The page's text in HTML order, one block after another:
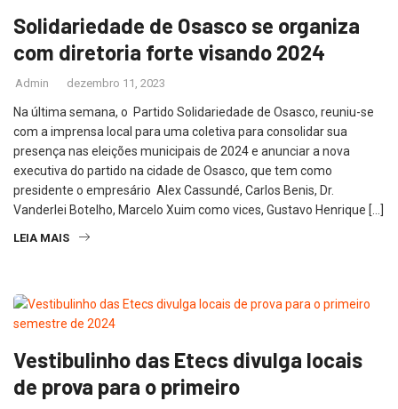
Solidariedade de Osasco se organiza
com diretoria forte visando 2024
Admin dezembro 11, 2023
Na última semana, o Partido Solidariedade de Osasco, reuniu-se
com a imprensa local para uma coletiva para consolidar sua
presença nas eleições municipais de 2024 e anunciar a nova
executiva do partido na cidade de Osasco, que tem como
presidente o empresário Alex Cassundé, Carlos Benis, Dr.
Vanderlei Botelho, Marcelo Xuim como vices, Gustavo Henrique […]
LEIA MAIS
Vestibulinho das Etecs divulga locais
de prova para o primeiro